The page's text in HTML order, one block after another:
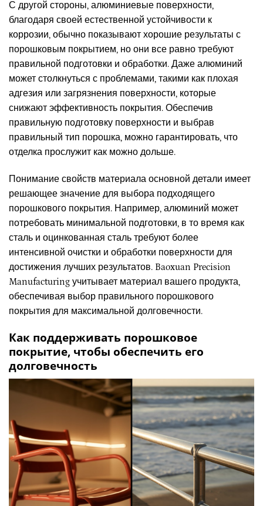
С другой стороны, алюминиевые поверхности,
благодаря своей естественной устойчивости к
коррозии, обычно показывают хорошие результаты с
порошковым покрытием, но они все равно требуют
правильной подготовки и обработки. Даже алюминий
может столкнуться с проблемами, такими как плохая
адгезия или загрязнения поверхности, которые
снижают эффективность покрытия. Обеспечив
правильную подготовку поверхности и выбрав
правильный тип порошка, можно гарантировать, что
отделка прослужит как можно дольше.
Понимание свойств материала основной детали имеет
решающее значение для выбора подходящего
порошкового покрытия. Например, алюминий может
потребовать минимальной подготовки, в то время как
сталь и оцинкованная сталь требуют более
интенсивной очистки и обработки поверхности для
достижения лучших результатов. Baoxuan Precision
Manufacturing учитывает материал вашего продукта,
обеспечивая выбор правильного порошкового
покрытия для максимальной долговечности.
Как поддерживать порошковое
покрытие, чтобы обеспечить его
долговечность